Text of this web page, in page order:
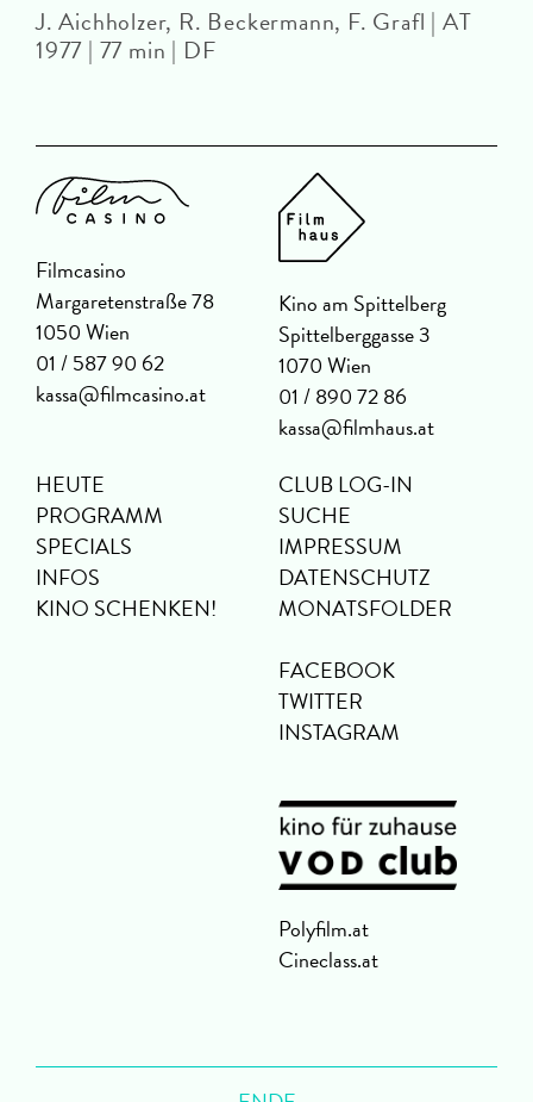
J. Aichholzer, R. Beckermann, F. Grafl | AT
1977 | 77 min | DF
Filmcasino
Margaretenstraße 78
1050 Wien
01 / 587 90 62
kassa@filmcasino.at
Kino am Spittelberg
Spittelberggasse 3
1070 Wien
01 / 890 72 86
kassa@filmhaus.at
HEUTE
PROGRAMM
SPECIALS
INFOS
KINO SCHENKEN!
CLUB LOG-IN
SUCHE
IMPRESSUM
DATENSCHUTZ
MONATSFOLDER
FACEBOOK
TWITTER
INSTAGRAM
Polyfilm.at
Cineclass.at